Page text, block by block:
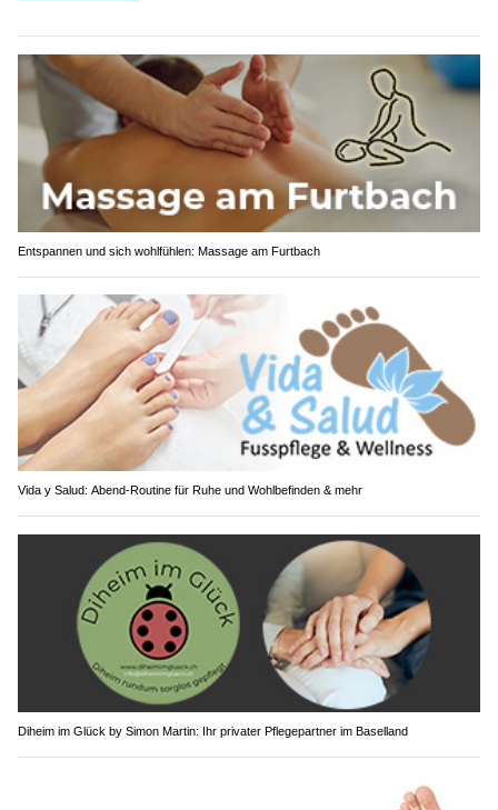
Entspannen und sich wohlfühlen: Massage am Furtbach
Vida y Salud: Abend-Routine für Ruhe und Wohlbefinden & mehr
Diheim im Glück by Simon Martin: Ihr privater Pflegepartner im Baselland